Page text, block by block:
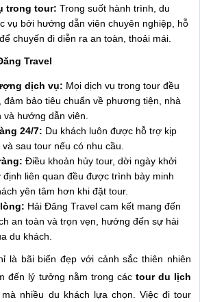
trong tour: Trong suốt hành trình, du
vụ bởi hướng dẫn viên chuyên nghiệp, hỗ
chuyến đi diễn ra an toàn, thoải mái.
Travel
dịch vụ: Mọi dịch vụ trong tour đều
đảm bảo tiêu chuẩn về phương tiện, nhà
và hướng dẫn viên.
24/7: Du khách luôn được hỗ trợ kịp
sau tour nếu có nhu cầu.
Điều khoản hủy tour, dời ngày khởi
định liên quan đều được trình bày minh
yên tâm hơn khi đặt tour.
Hải Đăng Travel cam kết mang đến
an toàn và trọn vẹn, hướng đến sự hài
du khách.
là bãi biển đẹp với cảnh sắc thiên nhiên
đến lý tưởng nằm trong các tour du lịch
mà nhiều du khách lựa chọn. Việc đi tour